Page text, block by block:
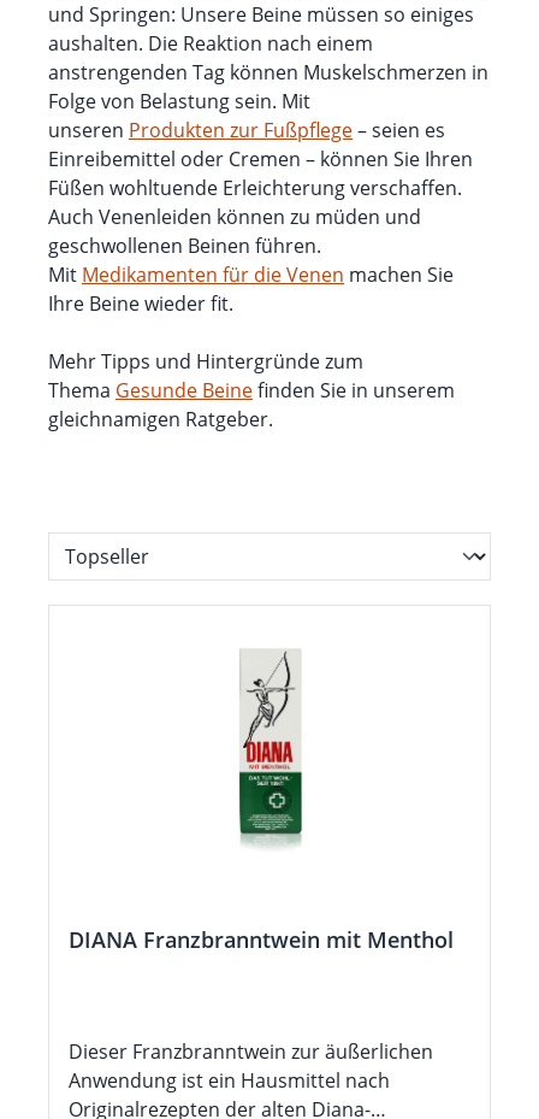
und Springen: Unsere Beine müssen so einiges
aushalten. Die Reaktion nach einem
anstrengenden Tag können Muskelschmerzen in
Folge von Belastung sein. Mit
unseren Produkten zur Fußpflege– seien es
Einreibemittel oder Cremen – können Sie Ihren
Füßen wohltuende Erleichterung verschaffen.
Auch Venenleiden können zu müden und
geschwollenen Beinen führen.
Mit Medikamenten für die Venen machen Sie
Ihre Beine wieder fit.
Mehr Tipps und Hintergründe zum
Thema Gesunde Beinefinden Sie in unserem
gleichnamigen Ratgeber.
DIANA Franzbranntwein mit Menthol
Dieser Franzbranntwein zur äußerlichen
Anwendung ist ein Hausmittel nach
Originalrezepten der alten Diana-